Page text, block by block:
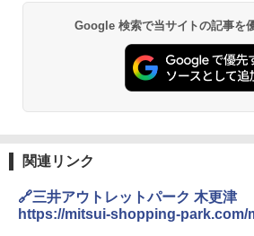
Google 検索で当サイトの記事を
関連リンク
🔗三井アウトレットパーク 木更津
https://mitsui-shopping-park.com/